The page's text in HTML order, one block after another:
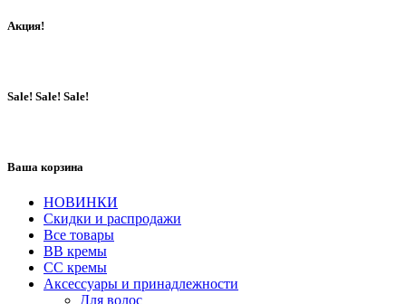
Акция!
Sale! Sale! Sale!
Ваша корзина
НОВИНКИ
Скидки и распродажи
Все товары
BB кремы
CC кремы
Аксессуары и принадлежности
Для волос